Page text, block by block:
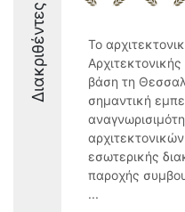
Διακριθέντες
Το
βάση τη
σημαντική
εσωτερικής
παροχής
...